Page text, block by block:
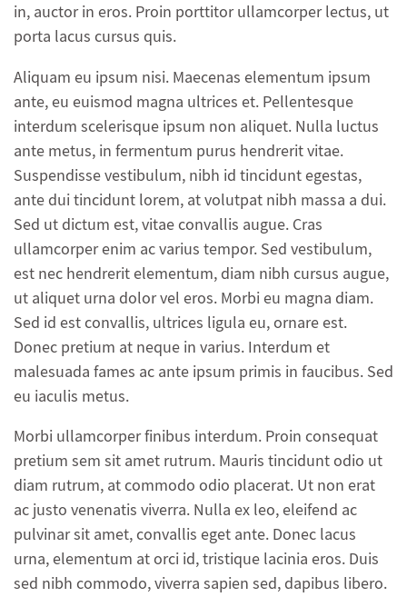
in, auctor in eros. Proin porttitor ullamcorper lectus, ut
porta lacus cursus quis.
Aliquam eu ipsum nisi. Maecenas elementum ipsum
ante, eu euismod magna ultrices et. Pellentesque
interdum scelerisque ipsum non aliquet. Nulla luctus
ante metus, in fermentum purus hendrerit vitae.
Suspendisse vestibulum, nibh id tincidunt egestas,
ante dui tincidunt lorem, at volutpat nibh massa a dui.
Sed ut dictum est, vitae convallis augue. Cras
ullamcorper enim ac varius tempor. Sed vestibulum,
est nec hendrerit elementum, diam nibh cursus augue,
ut aliquet urna dolor vel eros. Morbi eu magna diam.
Sed id est convallis, ultrices ligula eu, ornare est.
Donec pretium at neque in varius. Interdum et
malesuada fames ac ante ipsum primis in faucibus. Sed
eu iaculis metus.
Morbi ullamcorper finibus interdum. Proin consequat
pretium sem sit amet rutrum. Mauris tincidunt odio ut
diam rutrum, at commodo odio placerat. Ut non erat
ac justo venenatis viverra. Nulla ex leo, eleifend ac
pulvinar sit amet, convallis eget ante. Donec lacus
urna, elementum at orci id, tristique lacinia eros. Duis
sed nibh commodo, viverra sapien sed, dapibus libero.